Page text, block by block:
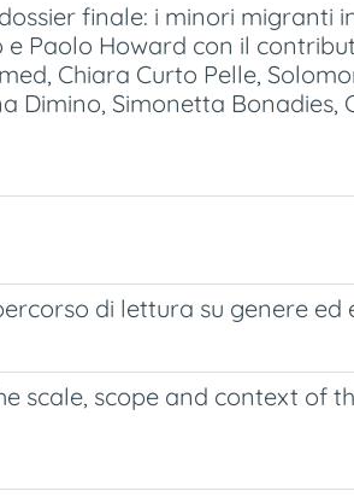
finale: i minori migranti
e Paolo Howard con il
Chiara Curto Pelle,
Dimino, Simonetta Bonadies,
di lettura su genere ed
scale, scope and context of